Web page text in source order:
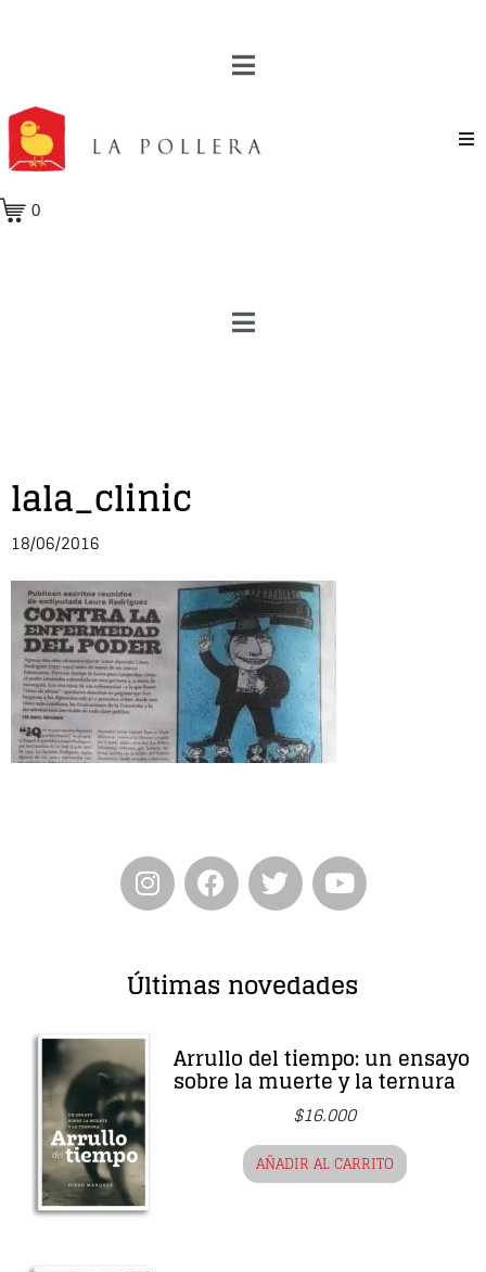
0
lala_clinic
18/06/2016
Últimas novedades
Arrullo del tiempo: un ensayo
sobre la muerte y la ternura
$16.000
AÑADIR AL CARRITO